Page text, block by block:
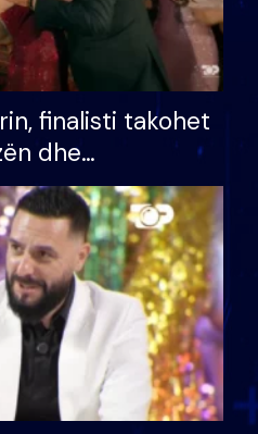
finalisti takohet
dhe
ndonjë letër